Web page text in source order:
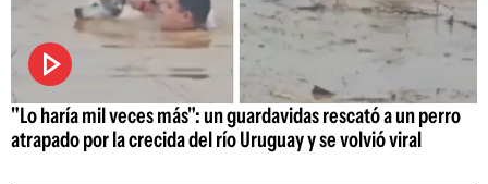
"Lo haría mil veces más": un guardavidas rescató a un perro
atrapado por la crecida del río Uruguay y se volvió viral